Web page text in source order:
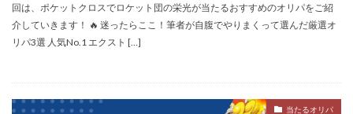
回は、ポケットクロスでロケット団の栄光が当たるおすすめのオリパをご紹
介していきます！ 🔥 迷ったらここ！筆者が自腹でやりまくって選んだ厳選オ
リパ3選 人気No.1 エクスト […]
当たるオリパ